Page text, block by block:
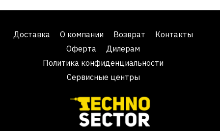
Доставка О компании Возврат
Контакты
Оферта
Дилерам
Политика конфиденциальности
Сервисные центры